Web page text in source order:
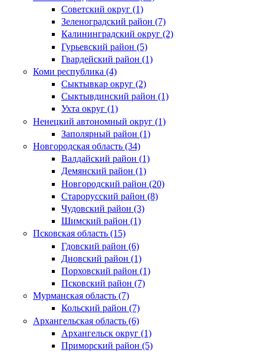
Советский округ (1)
Зеленоградский район (7)
Калининградский округ (2)
Гурьевский район (5)
Гвардейский район (1)
Коми республика (4)
Сыктывкар округ (2)
Сыктывдинский район (1)
Ухта округ (1)
Ненецкий автономный округ (1)
Заполярный район (1)
Новгородская область (34)
Валдайский район (1)
Демянский район (1)
Новгородский район (20)
Старорусский район (8)
Чудовский район (3)
Шимский район (1)
Псковская область (15)
Гдовский район (6)
Дновский район (1)
Порховский район (1)
Псковский район (7)
Мурманская область (7)
Кольский район (7)
Архангельская область (6)
Архангельск округ (1)
Приморский район (5)